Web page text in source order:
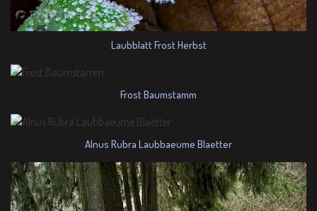
Laubblatt Frost Herbst
Frost Baumstamm
Alnus Rubra Laubbaeume Blaetter